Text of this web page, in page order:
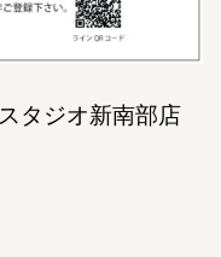
タジオ新南部店